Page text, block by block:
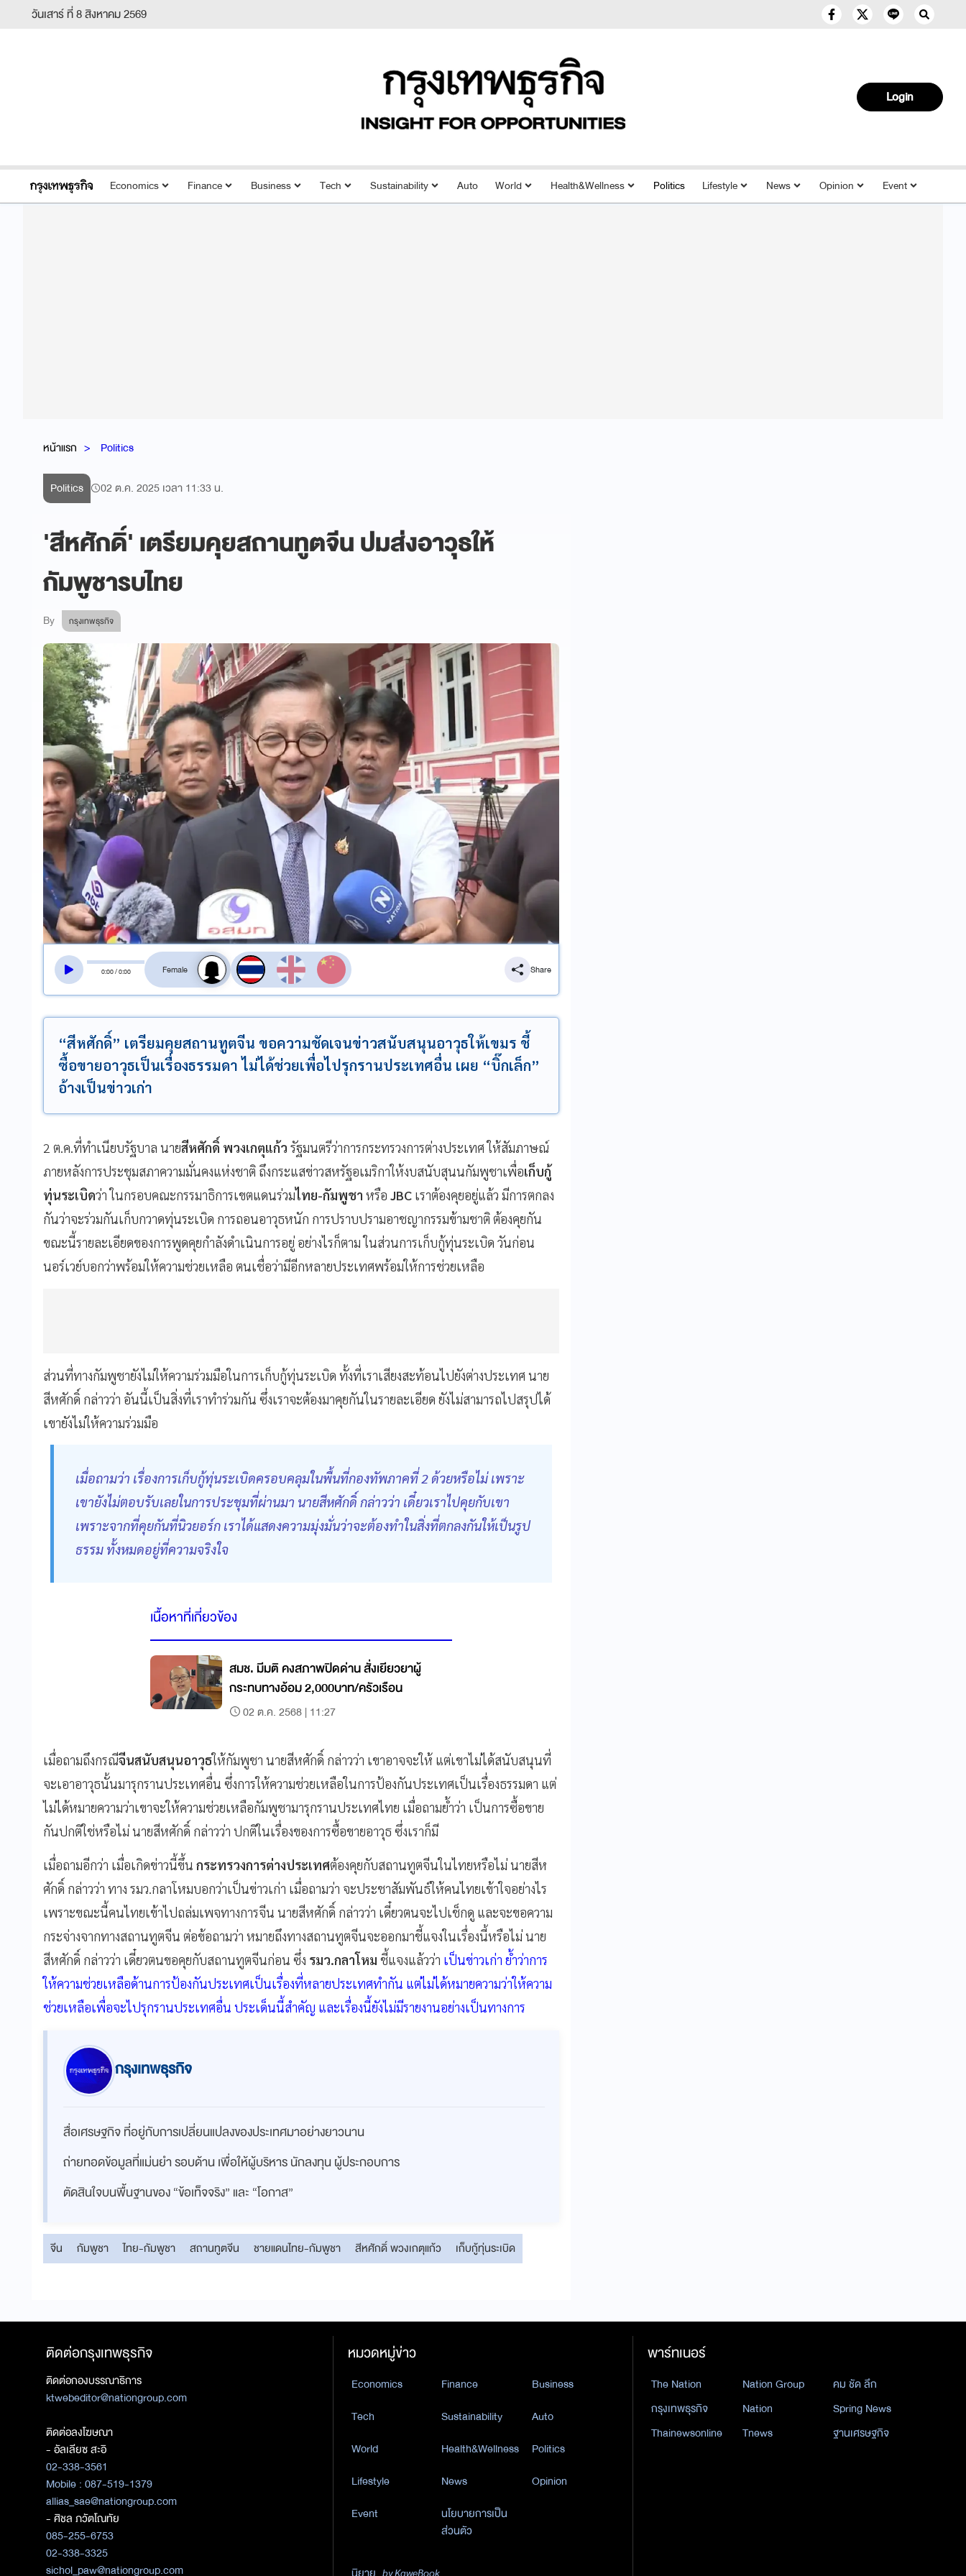
วันเสาร์ ที่ 8 สิงหาคม 2569
Login
Economics Finance Business Tech Sustainability Auto World Health&Wellness Politics Lifestyle News Opinion Event
หน้าแรก Politics
Politics 02 ต.ค. 2025 เวลา 11:33 น.
'สีหศักดิ์' เตรียมคุยสถานทูตจีน ปมส่งอาวุธให้
กัมพูชารบไทย
By กรุงเทพธุรกิจ
0:00/0:00
สลับเสียงอ่าน
Share
“สีหศักดิ์” เตรียมคุยสถานทูตจีน ขอความชัดเจนข่าวสนับสนุนอาวุธให้เขมร ชี้
ซื้อขายอาวุธเป็นเรื่องธรรมดา ไม่ได้ช่วยเพื่อไปรุกรานประเทศอื่น เผย “บิ๊กเล็ก”
อ้างเป็นข่าวเก่า
2 ต.ค.ที่ทำเนียบรัฐบาล นายสีหศักดิ์ พวงเกตุแก้ว รัฐมนตรี​ว่าการ​กระทรวง​การต่างประเทศ ให้สัมภาษณ์
ภายหลังการประชุมสภาความมั่นคงแห่งชาติ ถึงกระแสข่าวสหรัฐอเมริกาให้งบสนับสุนนกัมพูชาเพื่อเก็บกู้
ทุ่นระเบิดว่า ในกรอบคณะกรรมาธิการเขตแดนร่วมไทย-กัมพูชา หรือ ​ JBC เราต้องคุยอยู่แล้ว มีการตกลง
กันว่าจะร่วมกันเก็บกวาดทุ่นระเบิด การถอนอาวุธหนัก การปราบปรามอาชญากรรมข้ามชาติ ต้องคุยกัน
ขณะนี้รายละเอียดของการพูดคุยกำลังดำเนินการอยู่ อย่างไรก็ตาม ในส่วนการเก็บกู้ทุ่นระเบิด วันก่อน
นอร์เวย์บอกว่าพร้อมให้ความช่วยเหลือ ตนเชื่อว่ามีอีกหลายประเทศพร้อมให้การช่วยเหลือ
ส่วนที่ทางกัมพูชายังไม่ให้ความร่วมมือในการเก็บกู้ทุ่นระเบิด ทั้งที่เราเสียงสะท้อนไปยังต่างประเทศ นาย
สีหศักดิ์ กล่าวว่า อันนี้เป็นสิ่งที่เราทำร่วมกัน ซึ่งเราจะต้องมาคุยกันในรายละเอียด ยังไม่สามารถไปสรุปได้
เขายังไม่ให้ความร่วมมือ
เมื่อถามว่า เรื่องการเก็บกู้ทุ่นระเบิดครอบคลุมในพื้นที่กองทัพภาคที่ 2 ด้วยหรือไม่ เพราะ
เขายังไม่ตอบรับเลยในการประชุมที่ผ่านมา นายสีหศักดิ์ กล่าวว่า เดี๋ยวเราไปคุยกับเขา
เพราะจากที่คุยกันที่นิวยอร์ก เราได้แสดงความมุ่งมั่นว่าจะต้องทำในสิ่งที่ตกลงกันให้เป็นรูป
ธรรม ทั้งหมดอยู่ที่ความจริงใจ
เนื้อหาที่เกี่ยวข้อง
สมช.​ มีมติ​ คงสภาพปิดด่าน สั่งเยียวยาผู้
กระทบทางอ้อม 2,000บาท/ครัวเรือน
02 ต.ค. 2568 | 11:27
เมื่อถามถึงกรณีจีนสนับสนุนอาวุธให้กัมพูชา นายสีหศักดิ์ กล่าวว่า เขาอาจจะให้ แต่เขาไม่ได้สนับสนุนที่
จะเอาอาวุธนั้นมารุกรานประเทศอื่น ซึ่งการให้ความช่วยเหลือในการป้องกันประเทศเป็นเรื่องธรรมดา แต่
ไม่ได้หมายความว่าเขาจะให้ความช่วยเหลือกัมพูชามารุกรานประเทศไทย เมื่อถามย้ำว่า เป็นการซื้อขาย
กันปกติใช่หรือไม่ นายสีหศักดิ์ กล่าวว่า ปกติในเรื่องของการซื้อขายอาวุธ ซึ่งเราก็มี
เมื่อถามอีกว่า เมื่อเกิดข่าวนี้ขึ้น กระทรวงการต่างประเทศต้องคุยกับสถานทูตจีนในไทยหรือไม่ นายสีห
ศักดิ์ กล่าวว่า ทาง รมว.กลาโหมบอกว่าเป็นข่าวเก่า เมื่อถามว่า จะประชาสัมพันธ์ให้คนไทยเข้าใจอย่างไร
เพราะขณะนี้คนไทยเข้าไปถล่มเพจทางการจีน นายสีหศักดิ์ กล่าวว่า เดี๋ยวตนจะไปเช็กดู และจะขอความ
กระจ่างจากทางสถานทูตจีน ต่อข้อถามว่า หมายถึงทางสถานทูตจีนจะออกมาชี้แจงในเรื่องนี้หรือไม่ นาย
สีหศักดิ์ กล่าวว่า เดี๋ยวตนขอคุยกับสถานทูตจีนก่อน ซึ่ง รมว.กลาโหม ชี้แจงแล้วว่า เป็นข่าวเก่า ย้ำว่าการ
ให้ความช่วยเหลือด้านการป้องกันประเทศเป็นเรื่องที่หลายประเทศทำกัน แต่ไม่ได้หมายความว่าให้ความ
ช่วยเหลือเพื่อจะไปรุกรานประเทศอื่น ประเด็นนี้สำคัญ และเรื่องนี้ยังไม่มีรายงานอย่างเป็นทางการ
กรุงเทพธุรกิจ
สื่อเศรษฐกิจ ที่อยู่กับการเปลี่ยนแปลงของประเทศมาอย่างยาวนาน
ถ่ายทอดข้อมูลที่แม่นยำ รอบด้าน เพื่อให้ผู้บริหาร นักลงทุน ผู้ประกอบการ
ตัดสินใจบนพื้นฐานของ “ข้อเท็จจริง” และ “โอกาส”
จีน กัมพูชา ไทย-กัมพูชา สถานทูตจีน ชายแดนไทย-กัมพูชา สีหศักดิ์ พวงเกตุแก้ว เก็บกู้ทุ่นระเบิด
ติดต่อกรุงเทพธุรกิจ
ติดต่อกองบรรณาธิการ
ktwebeditor@nationgroup.com
ติดต่อลงโฆษณา
- อัลเลียซ สะอิ
02-338-3561
Mobile : 087-519-1379
allias_sae@nationgroup.com
- ศิชล ภวัตโณทัย
085-255-6753
02-338-3325
sichol_paw@nationgroup.com
หมวดหมู่ข่าว
Economics Finance
Business
Tech
Sustainability
Auto
World
Health&Wellness
Politics
Lifestyle
News
Opinion
Event
นโยบายการเป็น
ส่วนตัว
by KaweBook
พาร์ทเนอร์
The Nation Nation Group
คม ชัด ลึก
กรุงเทพธุรกิจ
Nation
Spring News
Thainewsonline
Tnews ฐานเศรษฐกิจ